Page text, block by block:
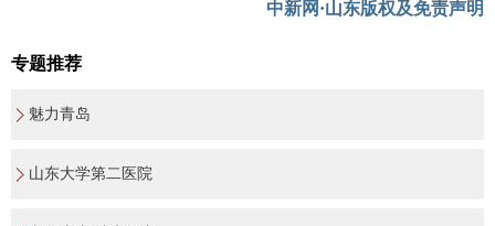
中新网·山东版权及免责声明
专题推荐
魅力青岛
山东大学第二医院